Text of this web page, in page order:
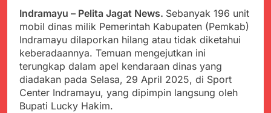
dalam pengadaan obat
akan kadaluarsa di
puskesmas.
Juli 22, 2024
Menkes diharap sidak
ke Dinkes dan keseluruh
Puskesmas di Kab.
Sukabumi terkait
Dugaan beredar nya
Obat obatan Kadaluarsa
Juli 21, 2024
Polres Sumenep
Ungkap Kasus
Pencabulan Terhadap
Juli 21, 2024
Indramayu – Pelita Jagat News. Sebanyak 196 unit
mobil dinas milik Pemerintah Kabupaten (Pemkab)
Indramayu dilaporkan hilang atau tidak diketahui
keberadaannya. Temuan mengejutkan ini
terungkap dalam apel kendaraan dinas yang
diadakan pada Selasa, 29 April 2025, di Sport
Center Indramayu, yang dipimpin langsung oleh
Bupati Lucky Hakim.